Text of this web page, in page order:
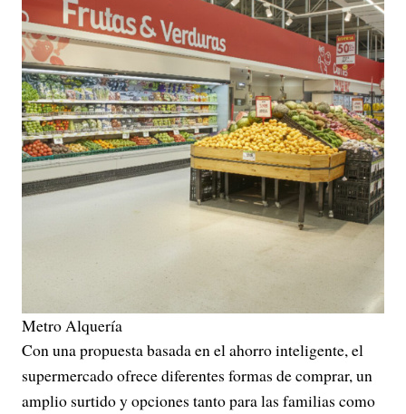
Metro Alquería
Con una propuesta basada en el ahorro inteligente, el
supermercado ofrece diferentes formas de comprar, un
amplio surtido y opciones tanto para las familias como